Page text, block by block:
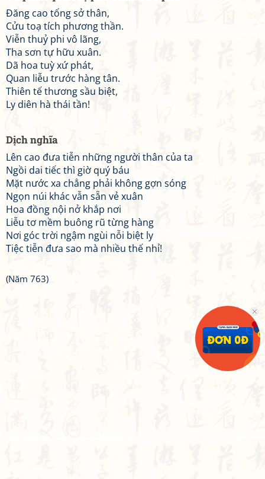
Đăng cao tống sở thân,
Cửu toạ tích phương thần.
Viễn thuỷ phi vô lãng,
Tha sơn tự hữu xuân.
Dã hoa tuỳ xứ phát,
Quan liễu trước hàng tân.
Thiên tế thương sầu biệt,
Ly diên hà thái tần!
Dịch nghĩa
Lên cao đưa tiễn những người thân của ta
Ngồi dai tiếc thì giờ quý báu
Mặt nước xa chẳng phải không gợn sóng
Ngọn núi khác vẫn sẵn vẻ xuân
Hoa đồng nội nở khắp nơi
Liễu tơ mềm buông rũ từng hàng
Nơi góc trời ngậm ngùi nỗi biệt ly
Tiệc tiễn đưa sao mà nhiều thế nhỉ!
(Năm 763)